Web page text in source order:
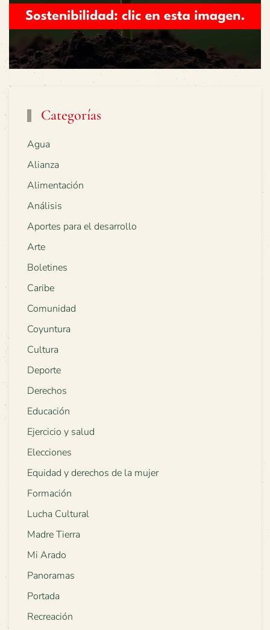
Categorías
Agua
Alianza
Alimentación
Análisis
Aportes para el desarrollo
Arte
Boletines
Caribe
Comunidad
Coyuntura
Cultura
Deporte
Derechos
Educación
Ejercicio y salud
Elecciones
Equidad y derechos de la mujer
Formación
Lucha Cultural
Madre Tierra
Mi Arado
Panoramas
Portada
Recreación